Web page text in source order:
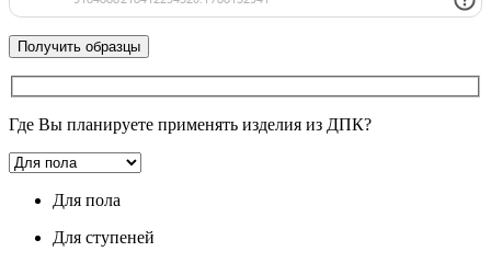
Где Вы планируете применять изделия из ДПК?
Для пола
Для ступеней